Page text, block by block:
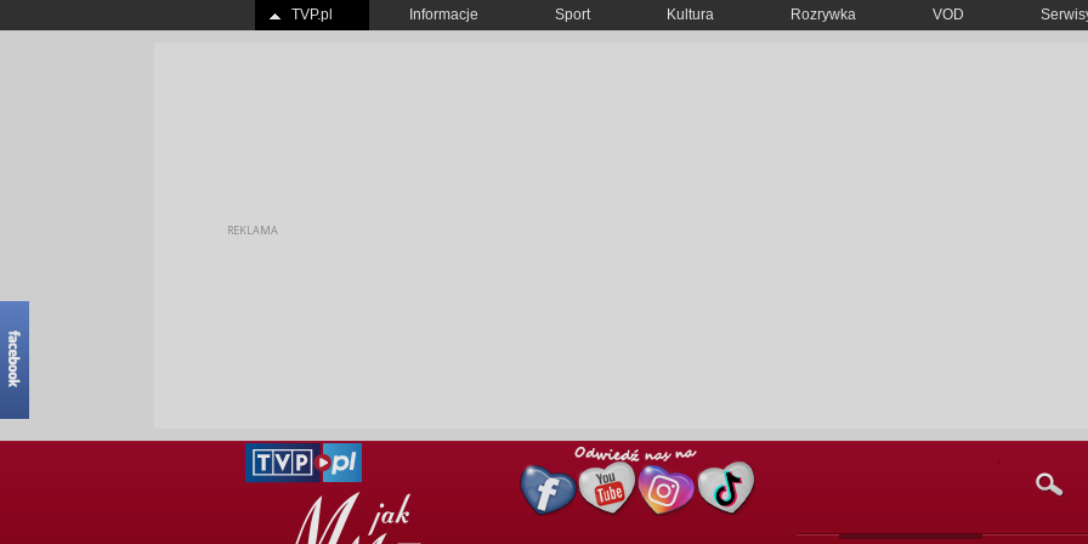
TVP.pl Informacje Sport Kultura Rozrywka VOD